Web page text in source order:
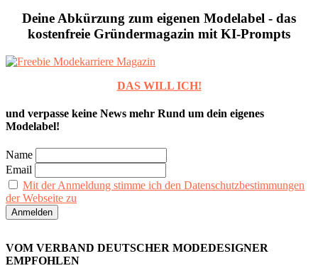
Deine Abkürzung zum eigenen Modelabel - das
kostenfreie Gründermagazin mit KI-Prompts
DAS WILL ICH!
und verpasse keine News mehr Rund um dein eigenes
Modelabel!
Name
Email
Mit der Anmeldung stimme ich den Datenschutzbestimmungen
der Webseite zu
VOM VERBAND DEUTSCHER MODEDESIGNER
EMPFOHLEN